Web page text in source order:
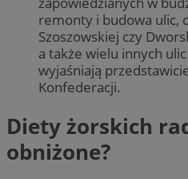
remonty i budowa ulic,
Szoszowskiej czy
a także wielu innych
wyjaśniają
Konfederacji.
Diety żorskich
obniżone?